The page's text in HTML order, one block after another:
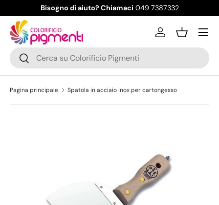
Passa ai contenuti
Bisogno di aiuto? Chiamaci 049 7387332
Cerca
Cerca
AccediCestino
Menu
Pagina principale Spatola in acciaio inox per cartongesso